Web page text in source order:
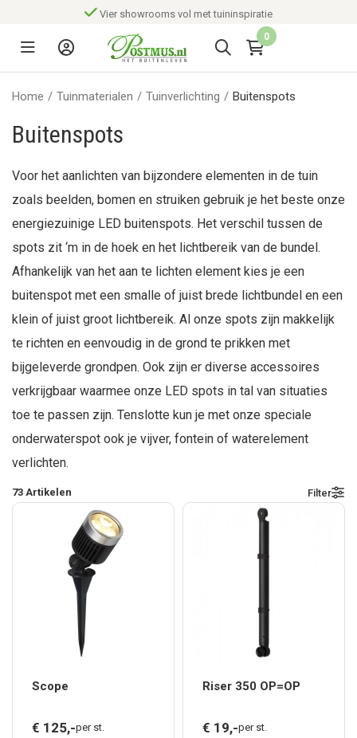
Vier showrooms vol met tuininspiratie
0
Home / Tuinmaterialen / Tuinverlichting / Buitenspots
Buitenspots
Voor het aanlichten van bijzondere elementen in de tuin
zoals beelden, bomen en struiken gebruik je het beste onze
energiezuinige LED buitenspots. Het verschil tussen de
spots zit ‘m in de hoek en het lichtbereik van de bundel.
Afhankelijk van het aan te lichten element kies je een
buitenspot met een smalle of juist brede lichtbundel en een
klein of juist groot lichtbereik. Al onze spots zijn makkelijk
te richten en eenvoudig in de grond te prikken met
bijgeleverde grondpen. Ook zijn er diverse accessoires
verkrijgbaar waarmee onze LED spots in tal van situaties
toe te passen zijn. Tenslotte kun je met onze speciale
onderwaterspot ook je vijver, fontein of waterelement
verlichten.
73 Artikelen Filter
Scope
€ 125,-per st.
Riser 350 OP=OP
€ 19,-per st.